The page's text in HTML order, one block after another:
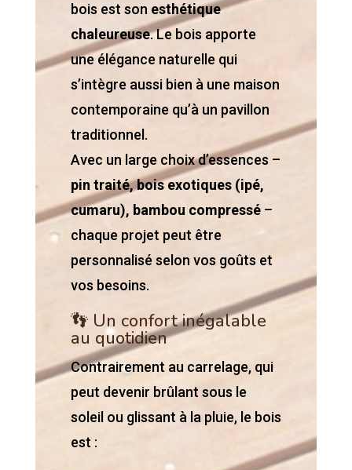
bois est son esthétique
chaleureuse. Le bois apporte
une élégance naturelle qui
s’intègre aussi bien à une maison
contemporaine qu’à un pavillon
traditionnel.
Avec un large choix d’essences –
pin traité, bois exotiques (ipé,
cumaru), bambou compressé–
chaque projet peut être
personnalisé selon vos goûts et
vos besoins.
👣 Un confort inégalable
au quotidien
Contrairement au carrelage, qui
peut devenir brûlant sous le
soleil ou glissant à la pluie, le bois
est :